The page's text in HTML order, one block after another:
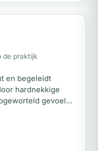
de praktijk
en begeleidt
hardnekkige
gevoel
die worden
Vanuit